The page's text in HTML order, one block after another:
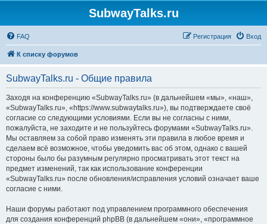
SubwayTalks.ru
FAQ Вход
Регистрация
К списку форумов
SubwayTalks.ru - Общие правила
Заходя на конференцию «SubwayTalks.ru» (в дальнейшем «мы», «наш»,
«SubwayTalks.ru», «https://www.subwaytalks.ru»), вы подтверждаете своё
согласие со следующими условиями. Если вы не согласны с ними,
пожалуйста, не заходите и не пользуйтесь форумами «SubwayTalks.ru».
Мы оставляем за собой право изменять эти правила в любое время и
сделаем всё возможное, чтобы уведомить вас об этом, однако с вашей
стороны было бы разумным регулярно просматривать этот текст на
предмет изменений, так как использование конференции
«SubwayTalks.ru» после обновления/исправления условий означает ваше
согласие с ними.
Наши форумы работают под управлением программного обеспечения
для создания конференций phpBB (в дальнейшем «они», «программное